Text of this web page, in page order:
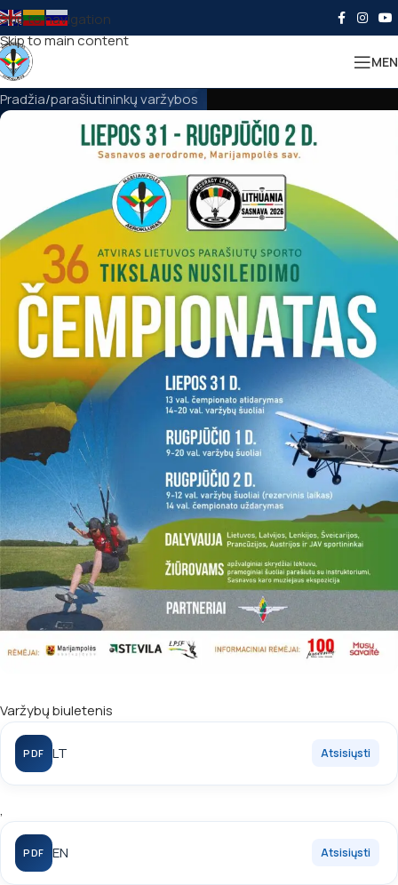
Skip to navigation
Skip to main content
Pradžia parašiutininkų varžybos
Varžybų biuletenis
LT
,
EN